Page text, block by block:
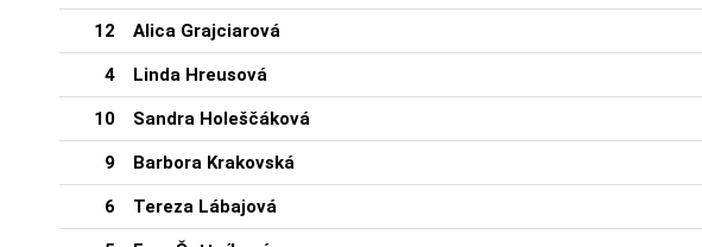
12 Alica Grajciarová
4 Linda Hreusová
10 Sandra Holeščáková
9 Barbora Krakovská
6 Tereza Lábajová